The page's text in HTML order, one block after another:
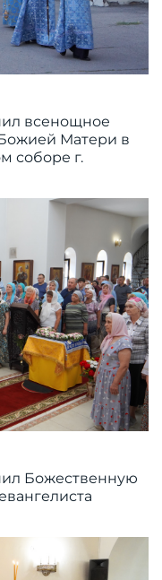
всенощное
Матери в
соборе г.
Божественную